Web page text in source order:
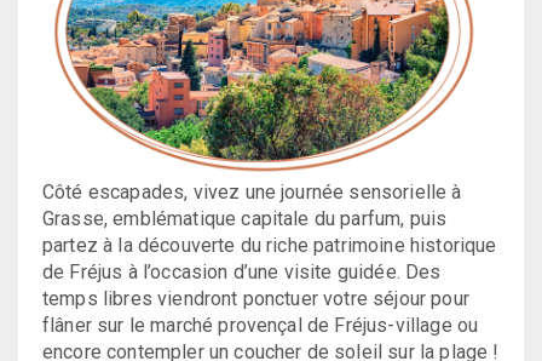
Côté escapades, vivez une journée sensorielle à
Grasse, emblématique capitale du parfum, puis
partez à la découverte du riche patrimoine historique
de Fréjus à l’occasion d’une visite guidée. Des
temps libres viendront ponctuer votre séjour pour
flâner sur le marché provençal de Fréjus-village ou
encore contempler un coucher de soleil sur la plage !